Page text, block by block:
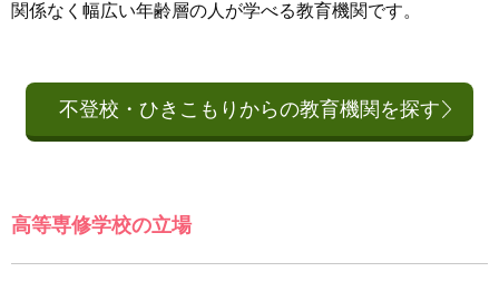
関係なく幅広い年齢層の人が学べる教育機関です。
不登校・ひきこもりからの教育機関を探す
高等専修学校の立場